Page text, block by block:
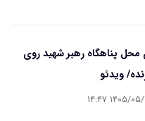
محل پناهگاه‌ رهبر شهید روی
ویدئو
۰۵/۱۷ ۱۴:۴۷